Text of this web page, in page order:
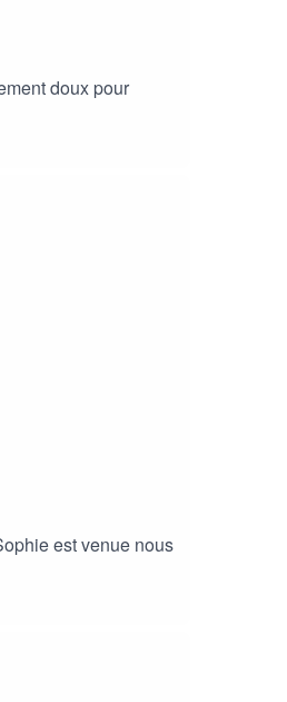
doux pour
est venue nous